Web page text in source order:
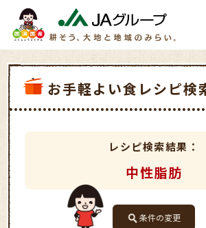
お手軽よい食レシピ検
レシピ検索結果：
中性脂肪
条件の変更